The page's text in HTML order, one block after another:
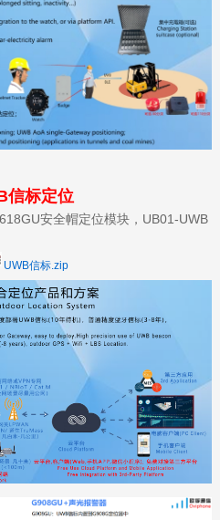
标定位
安全帽定位模块，UB01-UWB
UWB信标.zip